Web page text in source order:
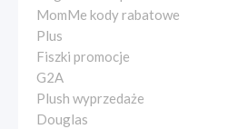
MomMe kody rabatowe
Plus
Fiszki promocje
G2A
Plush wyprzedaże
Douglas